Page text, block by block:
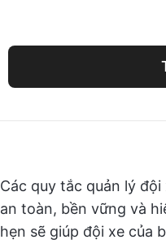
Các quy tắc quản lý
an toàn, bền vững và
hẹn sẽ giúp đội xe của